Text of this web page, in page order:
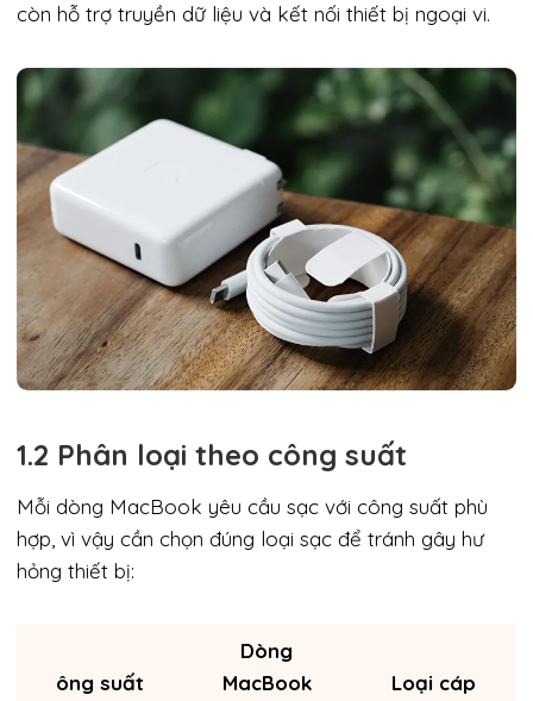
còn hỗ trợ truyền dữ liệu và kết nối thiết bị ngoại vi.
1.2 Phân loại theo công suất
Mỗi dòng MacBook yêu cầu sạc với công suất phù
hợp, vì vậy cần chọn đúng loại sạc để tránh gây hư
hỏng thiết bị:
ông suất
Dòng
MacBook
Loại cáp